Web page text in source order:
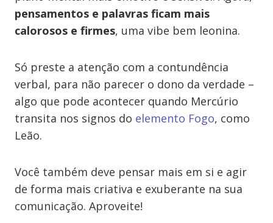
pensamentos e palavras ficam mais
calorosos e firmes, uma vibe bem leonina.
Só preste a atenção com a contundência
verbal, para não parecer o dono da verdade –
algo que pode acontecer quando Mercúrio
transita nos signos do elemento Fogo, como
Leão.
Você também deve pensar mais em si e agir
de forma mais criativa e exuberante na sua
comunicação. Aproveite!